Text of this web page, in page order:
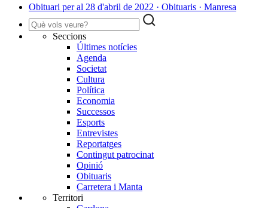
Obituari per al 28 d'abril de 2022 · Obituaris · Manresa
Seccions
Últimes notícies
Agenda
Societat
Cultura
Política
Economia
Successos
Esports
Entrevistes
Reportatges
Contingut patrocinat
Opinió
Obituaris
Carretera i Manta
Territori